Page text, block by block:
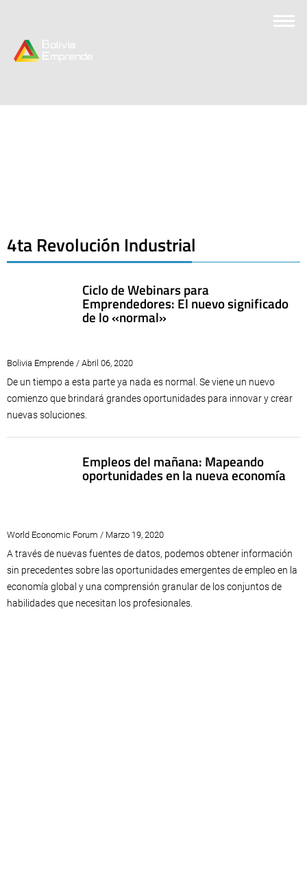
4ta Revolución Industrial
Ciclo de Webinars para
Emprendedores: El nuevo significado
de lo «normal»
Bolivia Emprende / Abril 06, 2020
De un tiempo a esta parte ya nada es normal. Se viene un nuevo
comienzo que brindará grandes oportunidades para innovar y crear
nuevas soluciones.
Empleos del mañana: Mapeando
oportunidades en la nueva economía
World Economic Forum / Marzo 19, 2020
A través de nuevas fuentes de datos, podemos obtener información
sin precedentes sobre las oportunidades emergentes de empleo en la
economía global y una comprensión granular de los conjuntos de
habilidades que necesitan los profesionales.